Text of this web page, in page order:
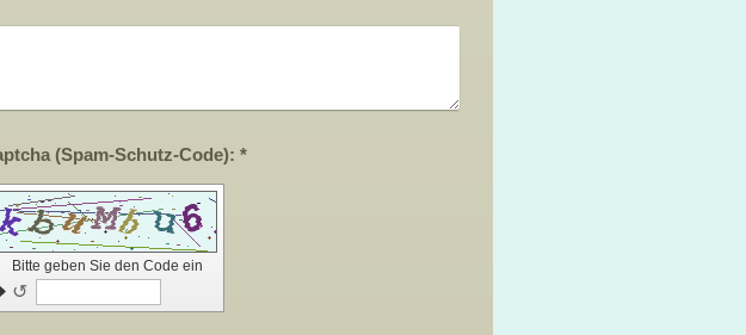
Captcha (Spam-Schutz-Code): *
Bitte geben Sie den Code ein
↺